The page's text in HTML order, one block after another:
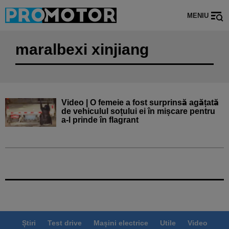
MENIU
maralbexi xinjiang
Video | O femeie a fost surprinsă agățată
de vehiculul soțului ei în mișcare pentru
a-l prinde în flagrant
Știri Test drive Mașini electrice Utile
Video